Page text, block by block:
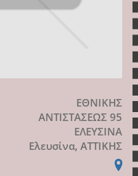
ΕΘΝΙΚΗΣ
ΑΝΤΙΣΤΑΣΕΩΣ 95
ΕΛΕΥΣΙΝΑ
Ελευσίνα, ΑΤΤΙΚΗΣ